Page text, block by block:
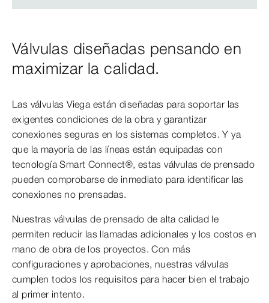
Válvulas diseñadas pensando en
maximizar la calidad.
Las válvulas Viega están diseñadas para soportar las
exigentes condiciones de la obra y garantizar
conexiones seguras en los sistemas completos. Y ya
que la mayoría de las líneas están equipadas con
tecnología Smart Connect®, estas válvulas de prensado
pueden comprobarse de inmediato para identificar las
conexiones no prensadas.
Nuestras válvulas de prensado de alta calidad le
permiten reducir las llamadas adicionales y los costos en
mano de obra de los proyectos. Con más
configuraciones y aprobaciones, nuestras válvulas
cumplen todos los requisitos para hacer bien el trabajo
al primer intento.